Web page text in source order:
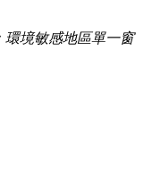
環境敏感地區單一窗